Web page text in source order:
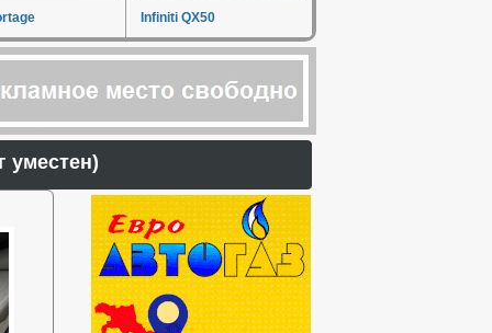
Infiniti QX50
уместен)